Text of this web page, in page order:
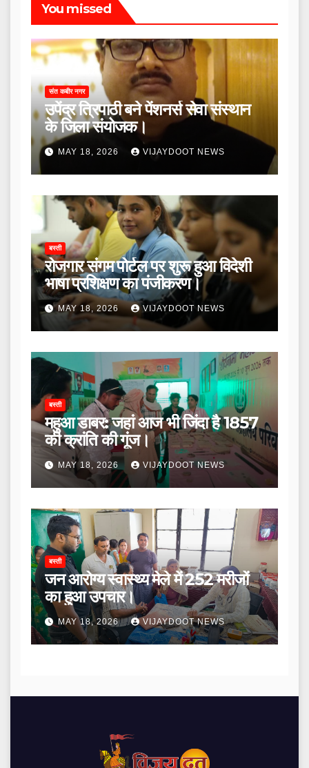
You missed
संत कबीर नगर
उपेंद्र त्रिपाठी बने पेंशनर्स सेवा संस्थान
के जिला संयोजक।
MAY 18, 2026 VIJAYDOOT NEWS
बस्ती
रोजगार संगम पोर्टल पर शुरू हुआ विदेशी
भाषा प्रशिक्षण का पंजीकरण।
MAY 18, 2026 VIJAYDOOT NEWS
बस्ती
महुआ डाबर: जहां आज भी जिंदा है 1857
की क्रांति की गूंज।
MAY 18, 2026 VIJAYDOOT NEWS
बस्ती
जन आरोग्य स्वास्थ्य मेले में 252 मरीजों
का हुआ उपचार।
MAY 18, 2026 VIJAYDOOT NEWS